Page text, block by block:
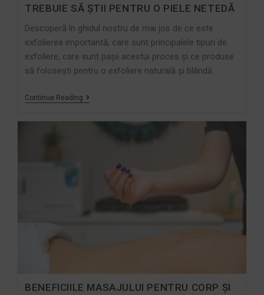
TREBUIE SĂ ȘTII PENTRU O PIELE NETEDĂ
Descoperă în ghidul nostru de mai jos de ce este
exfolierea importantă, care sunt principalele tipuri de
exfoliere, care sunt pașii acestui proces și ce produse
să folosești pentru o exfoliere naturală și blândă.
Continue Reading
BENEFICIILE MASAJULUI PENTRU CORP ȘI